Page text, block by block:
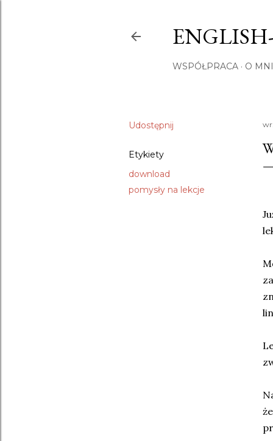
WSPÓŁPRACA O
Udostępnij
Etykiety
download
pomysły na lekcje